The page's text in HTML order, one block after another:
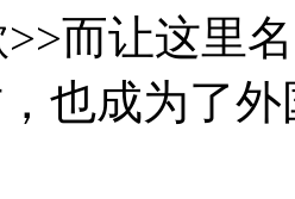
而让这里
也成为了